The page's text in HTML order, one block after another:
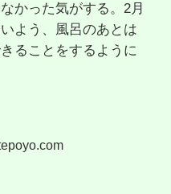
かった気がする。2月
よう、風呂のあとは
ることをするように